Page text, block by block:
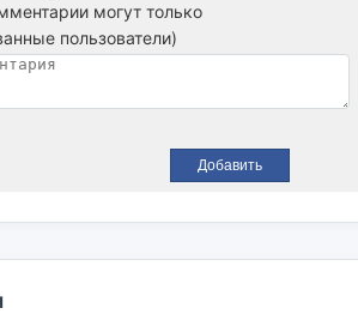
могут только
пользователи)